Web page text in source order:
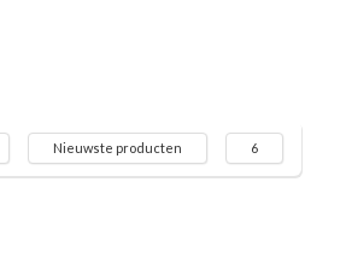
Nieuwste producten 6